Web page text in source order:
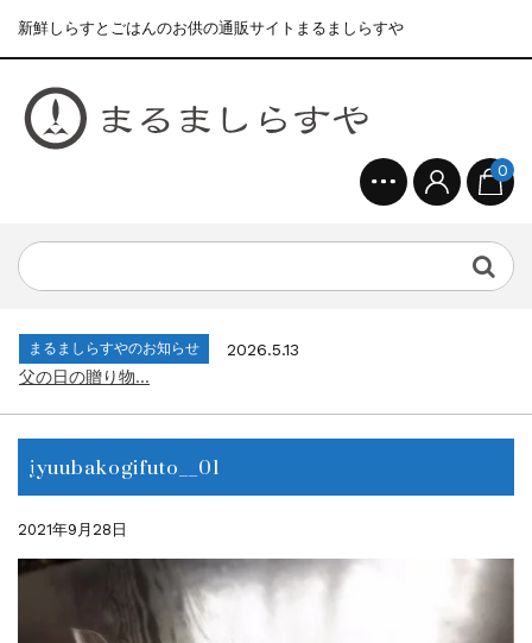
新鮮しらすとごはんのお供の通販サイトまるましらすや
0
夏の贈り物...
まるましらすやのお知らせ
2026.5.13
まるましらすやのお知らせ
2026.4.17
生しらす、生桜えびの沖漬け...
まるましらすやのお知らせ
まるましらすやのお知らせ
まるましらすやのお知らせ
2026.5.13
父の日の贈り物...
まるましらすやのお知らせ
jyuubakogifuto__01
2021年9月28日